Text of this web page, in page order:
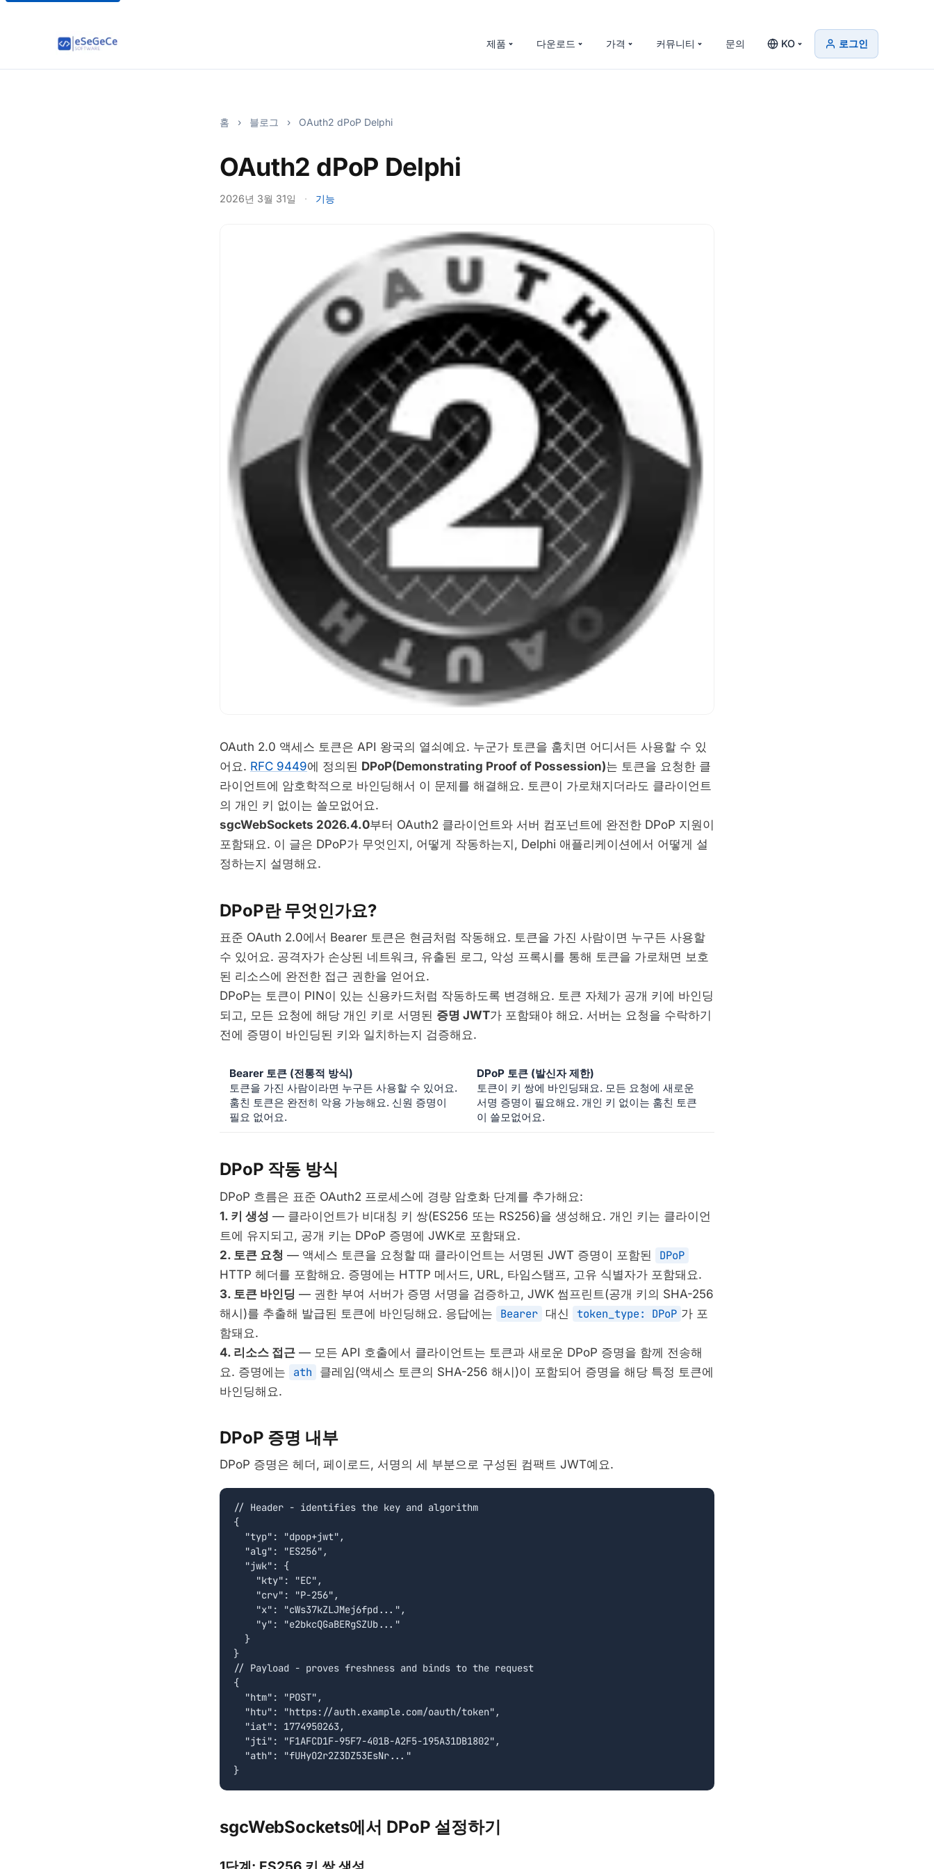
제품 다운로드 가격 커뮤니티 문의 KO 로그인
홈 › 블로그 › OAuth2 dPoP Delphi
OAuth2 dPoP Delphi
2026년 3월 31일 · 기능
OAuth 2.0 액세스 토큰은 API 왕국의 열쇠예요. 누군가 토큰을 훔치면 어디서든 사용할 수 있
어요. RFC 9449에 정의된 DPoP(Demonstrating Proof of Possession)는 토큰을 요청한 클
라이언트에 암호학적으로 바인딩해서 이 문제를 해결해요. 토큰이 가로채지더라도 클라이언트
의 개인 키 없이는 쓸모없어요.
sgcWebSockets 2026.4.0부터 OAuth2 클라이언트와 서버 컴포넌트에 완전한 DPoP 지원이
포함돼요. 이 글은 DPoP가 무엇인지, 어떻게 작동하는지, Delphi 애플리케이션에서 어떻게 설
정하는지 설명해요.
DPoP란 무엇인가요?
표준 OAuth 2.0에서 Bearer 토큰은 현금처럼 작동해요. 토큰을 가진 사람이면 누구든 사용할
수 있어요. 공격자가 손상된 네트워크, 유출된 로그, 악성 프록시를 통해 토큰을 가로채면 보호
된 리소스에 완전한 접근 권한을 얻어요.
DPoP는 토큰이 PIN이 있는 신용카드처럼 작동하도록 변경해요. 토큰 자체가 공개 키에 바인딩
되고, 모든 요청에 해당 개인 키로 서명된 증명 JWT가 포함돼야 해요. 서버는 요청을 수락하기
전에 증명이 바인딩된 키와 일치하는지 검증해요.
Bearer 토큰 (전통적 방식)
토큰을 가진 사람이라면 누구든 사용할 수 있어요.
훔친 토큰은 완전히 악용 가능해요. 신원 증명이
필요 없어요.
DPoP 토큰 (발신자 제한)
토큰이 키 쌍에 바인딩돼요. 모든 요청에 새로운
서명 증명이 필요해요. 개인 키 없이는 훔친 토큰
이 쓸모없어요.
DPoP 작동 방식
DPoP 흐름은 표준 OAuth2 프로세스에 경량 암호화 단계를 추가해요:
1. 키 생성 — 클라이언트가 비대칭 키 쌍(ES256 또는 RS256)을 생성해요. 개인 키는 클라이언
트에 유지되고, 공개 키는 DPoP 증명에 JWK로 포함돼요.
2. 토큰 요청 — 액세스 토큰을 요청할 때 클라이언트는 서명된 JWT 증명이 포함된 DPoP
HTTP 헤더를 포함해요. 증명에는 HTTP 메서드, URL, 타임스탬프, 고유 식별자가 포함돼요.
3. 토큰 바인딩 — 권한 부여 서버가 증명 서명을 검증하고, JWK 썸프린트(공개 키의 SHA-256
해시)를 추출해 발급된 토큰에 바인딩해요. 응답에는
Bearer 대신 token_type: DPoP 가 포
함돼요.
4. 리소스 접근 — 모든 API 호출에서 클라이언트는 토큰과 새로운 DPoP 증명을 함께 전송해
요. 증명에는
ath
클레임(액세스 토큰의 SHA-256 해시)이 포함되어 증명을 해당 특정 토큰에
바인딩해요.
DPoP 증명 내부
DPoP 증명은 헤더, 페이로드, 서명의 세 부분으로 구성된 컴팩트 JWT예요.
// Header - identifies the key and algorithm
{
  "typ": "dpop+jwt",
  "alg": "ES256",
  "jwk": {
    "kty": "EC",
    "crv": "P-256",
    "x": "cWs37kZLJMej6fpd...",
    "y": "e2bkcQGaBERgSZUb..."
  }
}
// Payload - proves freshness and binds to the request
{
  "htm": "POST",
  "htu": "https://auth.example.com/oauth/token",
  "iat": 1774950263,
  "jti": "F1AFCD1F-95F7-401B-A2F5-195A31DB1802",
  "ath": "fUHyO2r2Z3DZ53EsNr..."
}
sgcWebSockets에서 DPoP 설정하기